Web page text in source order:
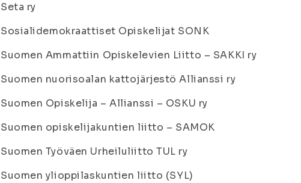
Seta ry
Sosialidemokraattiset Opiskelijat SONK
Suomen Ammattiin Opiskelevien Liitto – SAKKI ry
Suomen nuorisoalan kattojärjestö Allianssi ry
Suomen Opiskelija – Allianssi – OSKU ry
Suomen opiskelijakuntien liitto – SAMOK
Suomen Työväen Urheiluliitto TUL ry
Suomen ylioppilaskuntien liitto (SYL)